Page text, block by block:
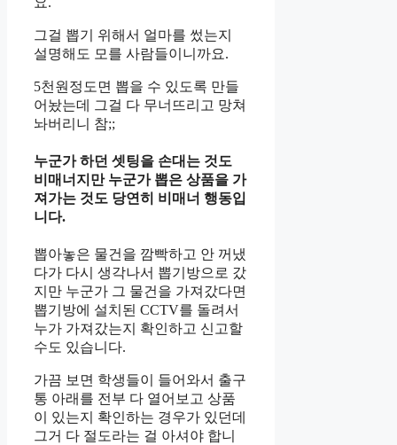
그걸 뽑기 위해서 얼마를 썼는지
설명해도 모를 사람들이니까요.
5천원정도면 뽑을 수 있도록 만들
어놨는데 그걸 다 무너뜨리고 망쳐
놔버리니 참;;
누군가 하던 셋팅을 손대는 것도
비매너지만 누군가 뽑은 상품을 가
져가는 것도 당연히 비매너 행동입
니다.
뽑아놓은 물건을 깜빡하고 안 꺼냈
다가 다시 생각나서 뽑기방으로 갔
지만 누군가 그 물건을 가져갔다면
뽑기방에 설치된 CCTV를 돌려서
누가 가져갔는지 확인하고 신고할
수도 있습니다.
가끔 보면 학생들이 들어와서 출구
통 아래를 전부 다 열어보고 상품
이 있는지 확인하는 경우가 있던데
그거 다 절도라는 걸 아셔야 합니